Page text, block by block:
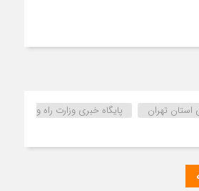
استان تهران
پایگاه خبری وزارت راه و